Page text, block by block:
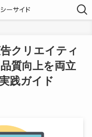
クリエイティ
質向上を両立
践ガイド